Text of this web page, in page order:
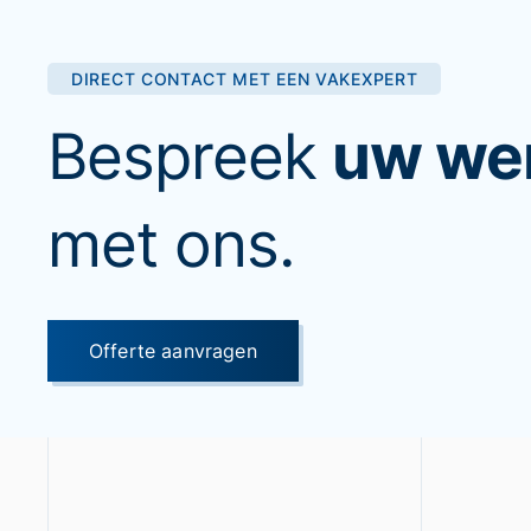
DIRECT CONTACT MET EEN VAKEXPERT
Bespreek uw
met ons.
Offerte aanvragen